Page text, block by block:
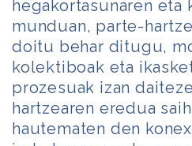
hegakortasunaren
munduan, parte-
doitu behar ditugu,
kolektiboak eta
prozesuak izan
hartzearen eredua
hautematen den